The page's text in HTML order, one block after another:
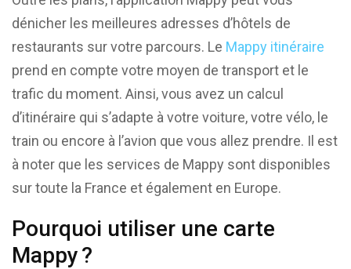
dénicher les meilleures adresses d’hôtels de
restaurants sur votre parcours. Le Mappy itinéraire
prend en compte votre moyen de transport et le
trafic du moment. Ainsi, vous avez un calcul
d’itinéraire qui s’adapte à votre voiture, votre vélo, le
train ou encore à l’avion que vous allez prendre. Il est
à noter que les services de Mappy sont disponibles
sur toute la France et également en Europe.
Pourquoi utiliser une carte
Mappy ?